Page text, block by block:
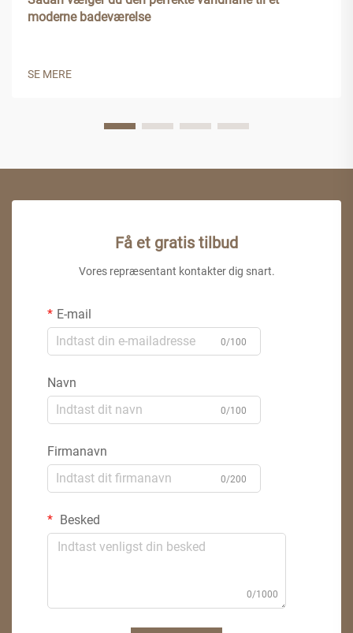
moderne badeværelse
SE MERE
Få et gratis tilbud
Vores repræsentant kontakter dig snart.
E-mail
0/100
Navn
0/100
Firmanavn
0/200
Besked
0/1000